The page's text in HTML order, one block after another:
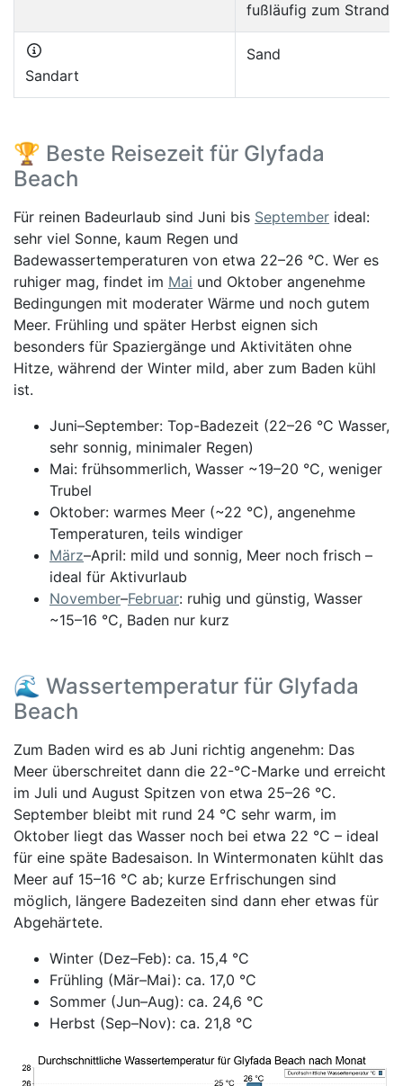
fußläufig zum Strand
Sandart
Sand
🏆 Beste Reisezeit für Glyfada
Beach
Für reinen Badeurlaub sind Juni bis September ideal:
sehr viel Sonne, kaum Regen und
Badewassertemperaturen von etwa 22–26 °C. Wer es
ruhiger mag, findet im Mai und Oktober angenehme
Bedingungen mit moderater Wärme und noch gutem
Meer. Frühling und später Herbst eignen sich
besonders für Spaziergänge und Aktivitäten ohne
Hitze, während der Winter mild, aber zum Baden kühl
ist.
Juni–September: Top-Badezeit (22–26 °C Wasser,
sehr sonnig, minimaler Regen)
Mai: frühsommerlich, Wasser ~19–20 °C, weniger
Trubel
Oktober: warmes Meer (~22 °C), angenehme
Temperaturen, teils windiger
März–April: mild und sonnig, Meer noch frisch –
ideal für Aktivurlaub
November–Februar: ruhig und günstig, Wasser
~15–16 °C, Baden nur kurz
🌊 Wassertemperatur für Glyfada
Beach
Zum Baden wird es ab Juni richtig angenehm: Das
Meer überschreitet dann die 22-°C-Marke und erreicht
im Juli und August Spitzen von etwa 25–26 °C.
September bleibt mit rund 24 °C sehr warm, im
Oktober liegt das Wasser noch bei etwa 22 °C – ideal
für eine späte Badesaison. In Wintermonaten kühlt das
Meer auf 15–16 °C ab; kurze Erfrischungen sind
möglich, längere Badezeiten sind dann eher etwas für
Abgehärtete.
Winter (Dez–Feb): ca. 15,4 °C
Frühling (Mär–Mai): ca. 17,0 °C
Sommer (Jun–Aug): ca. 24,6 °C
Herbst (Sep–Nov): ca. 21,8 °C